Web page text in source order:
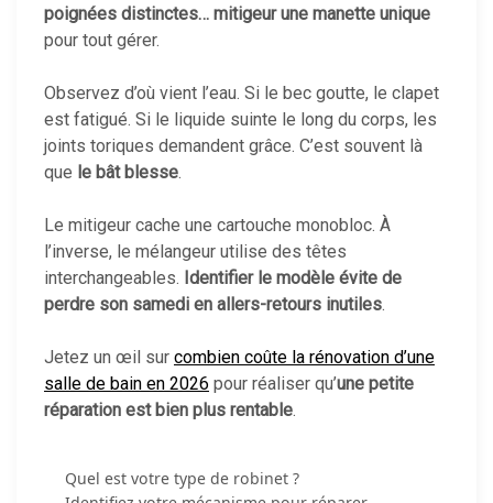
poignées distinctes… mitigeur une manette unique
pour tout gérer.
Observez d’où vient l’eau. Si le bec goutte, le clapet
est fatigué. Si le liquide suinte le long du corps, les
joints toriques demandent grâce. C’est souvent là
que le bât blesse.
Le mitigeur cache une cartouche monobloc. À
l’inverse, le mélangeur utilise des têtes
interchangeables. Identifier le modèle évite de
perdre son samedi en allers-retours inutiles.
Jetez un œil sur combien coûte la rénovation d’une
salle de bain en 2026 pour réaliser qu’une petite
réparation est bien plus rentable.
Quel est votre type de robinet ?